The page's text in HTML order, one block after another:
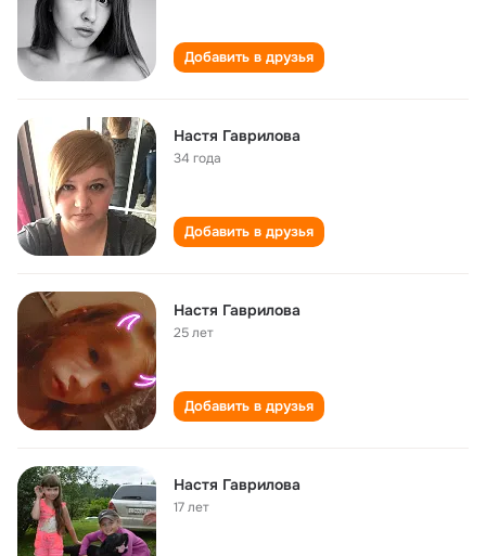
Добавить в друзья
Настя Гаврилова
34 года
Добавить в друзья
Настя Гаврилова
25 лет
Добавить в друзья
Настя Гаврилова
17 лет